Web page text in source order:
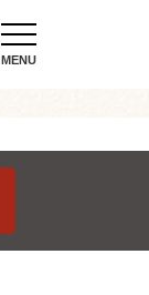
MENU